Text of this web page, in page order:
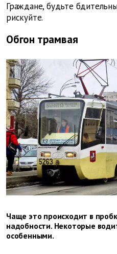
Граждане, будьте
рискуйте.
Обгон трамвая
Чаще это происходит в
надобности. Некоторые
особенными.